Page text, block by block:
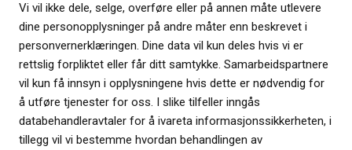
Vi vil ikke dele, selge, overføre eller på annen måte utlevere
dine personopplysninger på andre måter enn beskrevet i
personvernerklæringen. Dine data vil kun deles hvis vi er
rettslig forpliktet eller får ditt samtykke. Samarbeidspartnere
vil kun få innsyn i opplysningene hvis dette er nødvendig for
å utføre tjenester for oss. I slike tilfeller inngås
databehandleravtaler for å ivareta informasjonssikkerheten, i
tillegg vil vi bestemme hvordan behandlingen av